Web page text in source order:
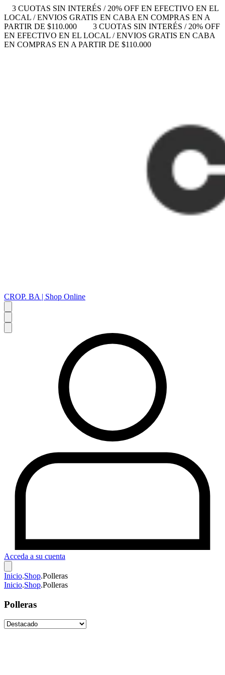
3 CUOTAS SIN INTERÉS / 20% OFF EN EFECTIVO EN EL
LOCAL / ENVIOS GRATIS EN CABA EN COMPRAS EN A
PARTIR DE $110.000
3 CUOTAS SIN INTERÉS / 20% OFF
EN EFECTIVO EN EL LOCAL / ENVIOS GRATIS EN CABA
EN COMPRAS EN A PARTIR DE $110.000
CROP. BA | Shop Online
Acceda a su cuenta
Inicio.Shop.Polleras
Inicio.Shop.Polleras
Polleras